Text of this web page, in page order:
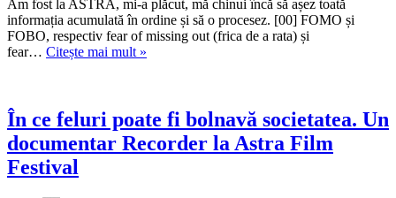
Am fost la ASTRA, mi-a plăcut, mă chinui încă să așez toată
informația acumulată în ordine și să o procesez. [00] FOMO și
FOBO, respectiv fear of missing out (frica de a rata) și
fear… Citește mai mult »
la
AFF
În ce feluri poate fi bolnavă societatea. Un
documentar Recorder la Astra Film
Festival